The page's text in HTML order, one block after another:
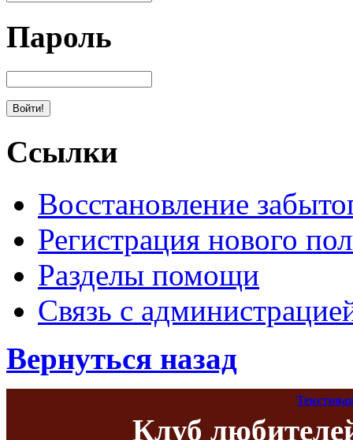
Пароль
Ссылки
Восстановление
Регистрация нового
Разделы помощи
Связь с
Вернуться назад
Клуб